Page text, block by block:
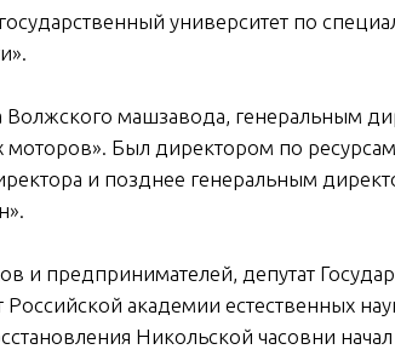
университет по
Волжского машзавода, генеральным
Был директором по
и позднее генеральным
и предпринимателей, депутат
академии естественных
Никольской часовни